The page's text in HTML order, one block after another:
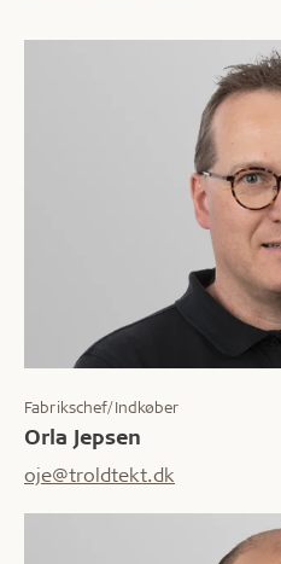
Fabrikschef/Indkøber
Orla Jepsen
oje@troldtekt.dk